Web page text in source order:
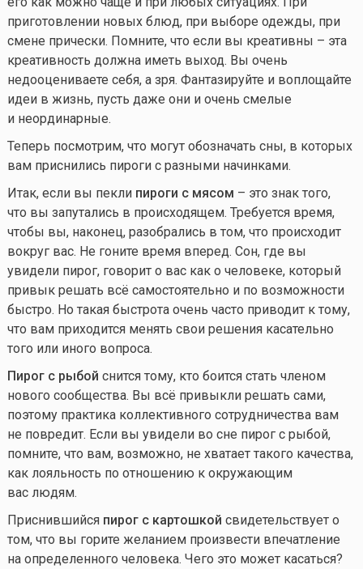
приготовлении новых блюд, при выборе одежды, при
смене прически. Помните, что если вы креативны – эта
креативность должна иметь выход. Вы очень
недооцениваете себя, а зря. Фантазируйте и воплощайте
идеи в жизнь, пусть даже они и очень смелые
и неординарные.
Теперь посмотрим, что могут обозначать сны, в которых
вам приснились пироги с разными начинками.
Итак, если вы пекли пироги с мясом – это знак того,
что вы запутались в происходящем. Требуется время,
чтобы вы, наконец, разобрались в том, что происходит
вокруг вас. Не гоните время вперед. Сон, где вы
увидели пирог, говорит о вас как о человеке, который
привык решать всё самостоятельно и по возможности
быстро. Но такая быстрота очень часто приводит к тому,
что вам приходится менять свои решения касательно
того или иного вопроса.
Пирог с рыбой снится тому, кто боится стать членом
нового сообщества. Вы всё привыкли решать сами,
поэтому практика коллективного сотрудничества вам
не повредит. Если вы увидели во сне пирог с рыбой,
помните, что вам, возможно, не хватает такого качества,
как лояльность по отношению к окружающим
вас людям.
Приснившийся пирог с картошкой свидетельствует о
том, что вы горите желанием произвести впечатление
на определенного человека. Чего это может касаться?